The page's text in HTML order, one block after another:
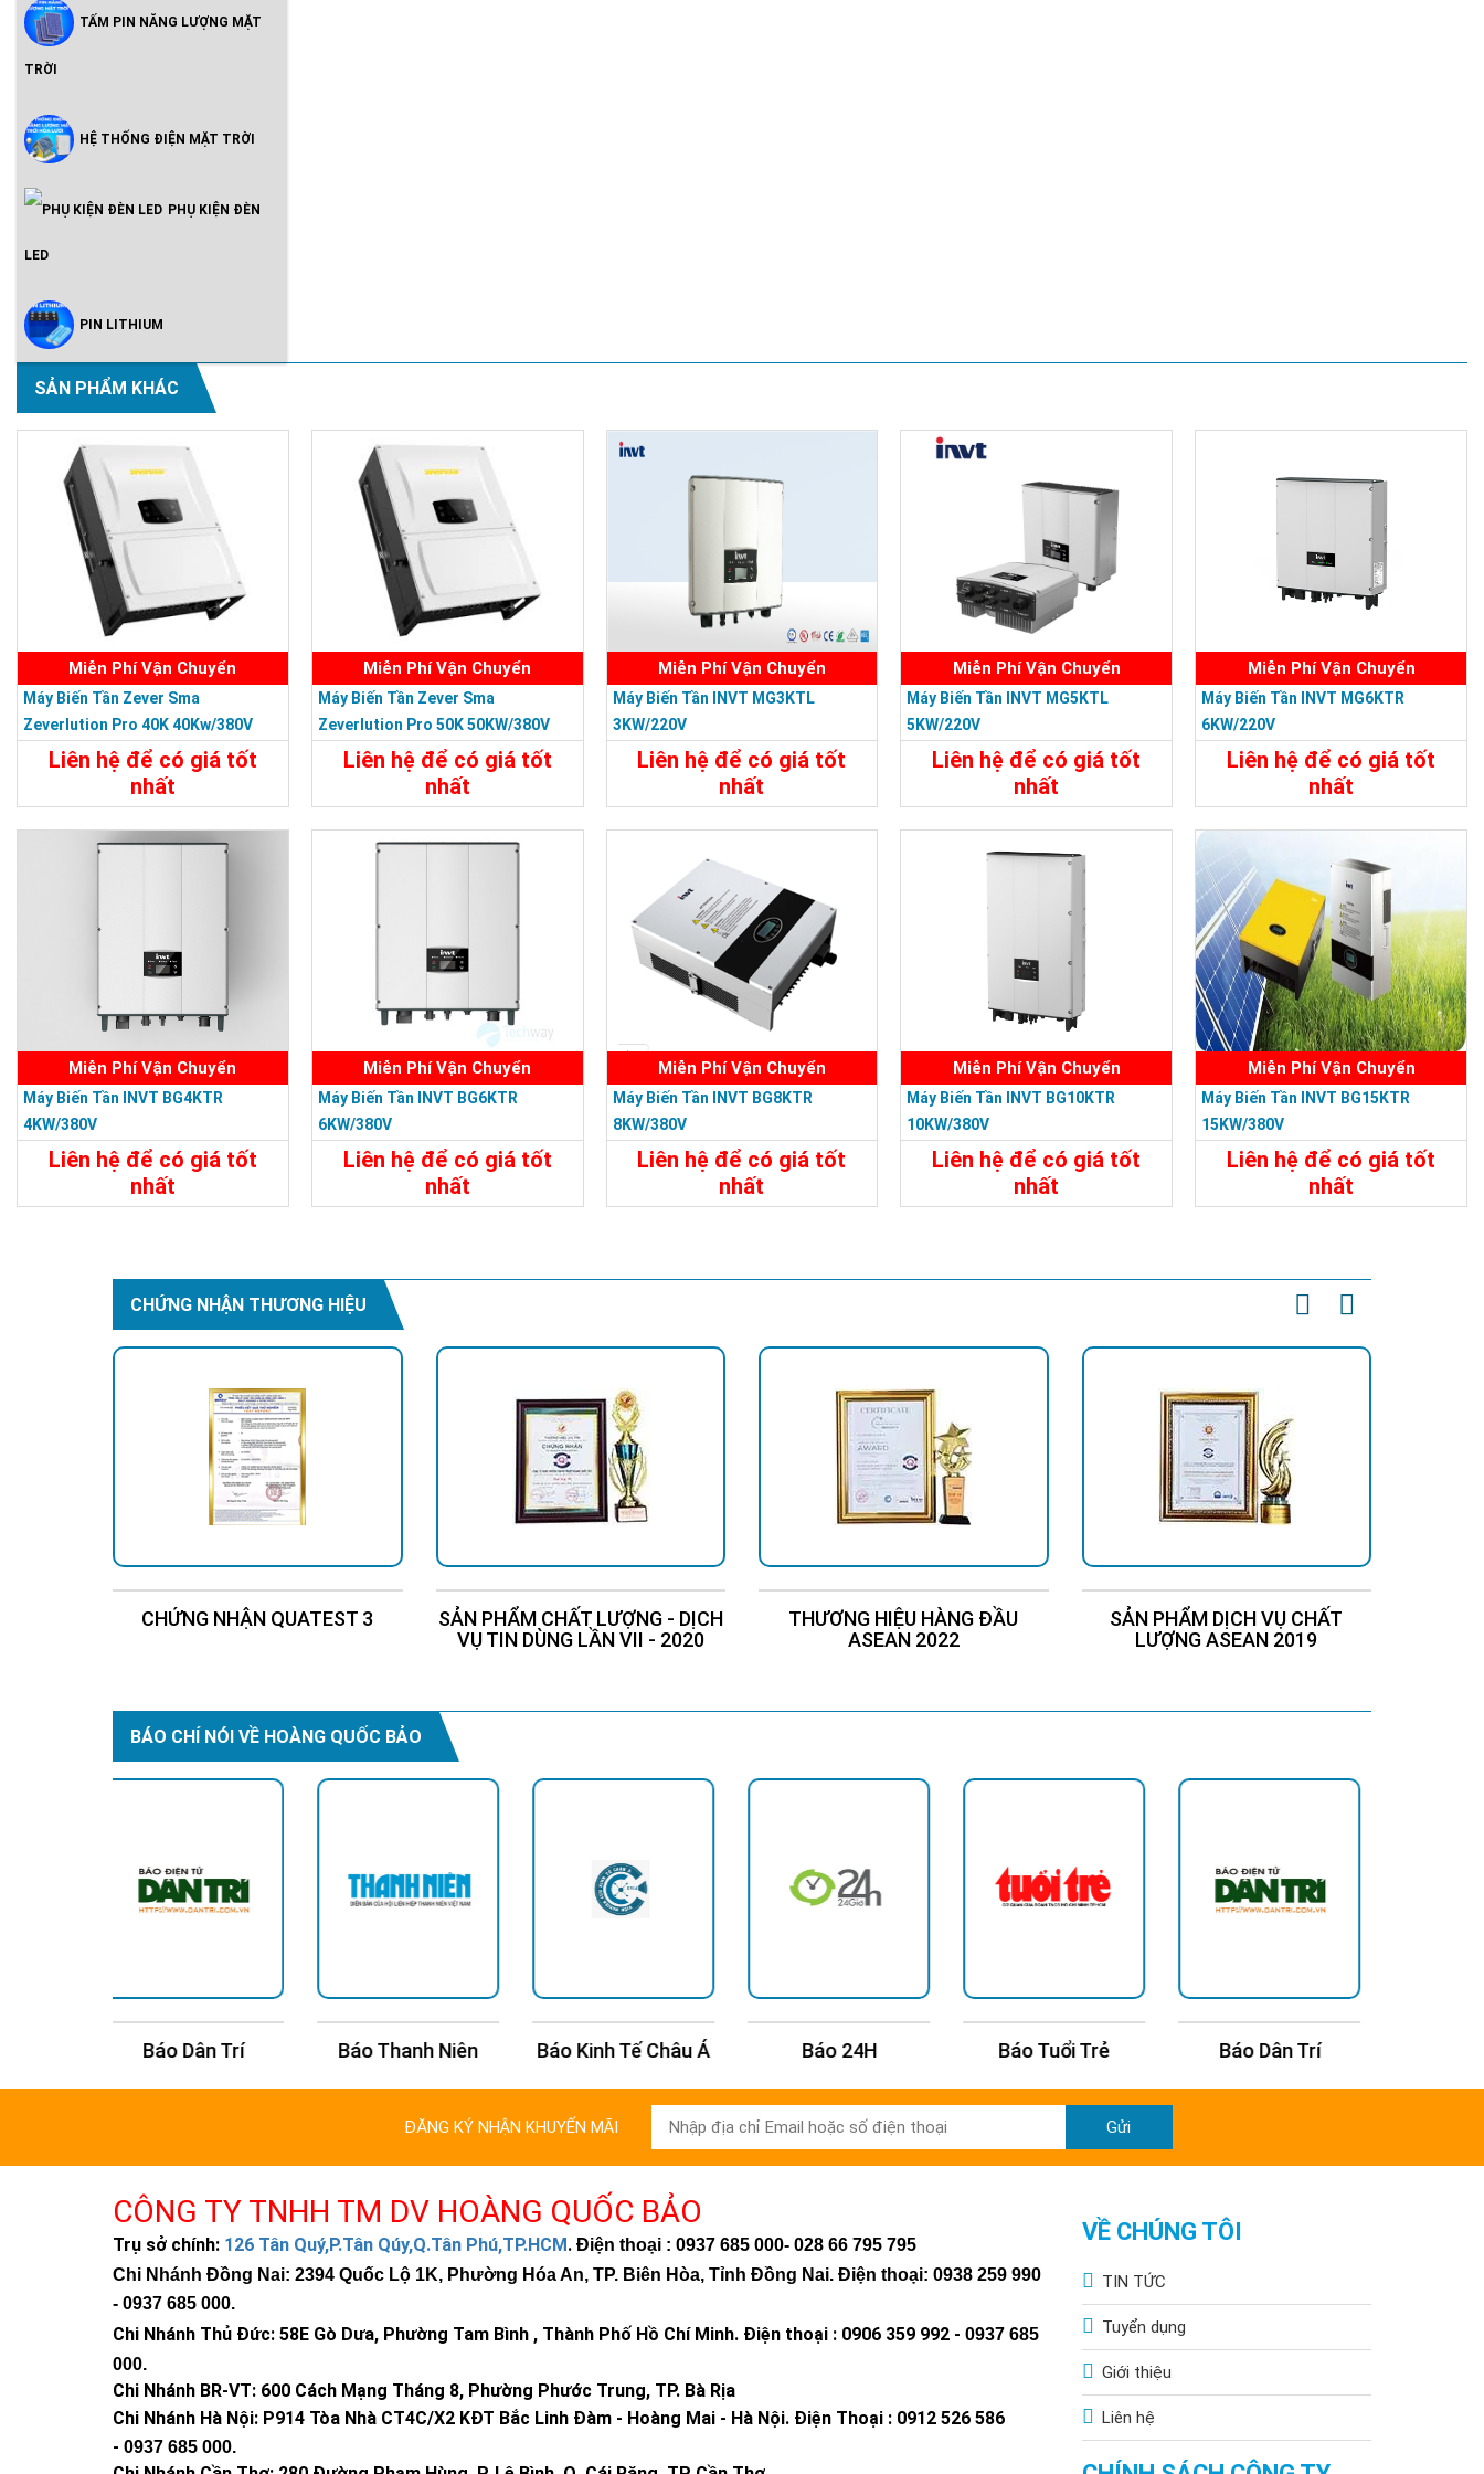
TẤM PIN NĂNG LƯỢNG MẶT
TRỜI
HỆ THỐNG ĐIỆN MẶT TRỜI
Inveter Hòa Lưới Có Lưu Trữ -
PHỤ KIỆN ĐÈN
LED
PIN LITHIUM
SẢN PHẨM KHÁC
Miễn Phí Vận Chuyển
Máy Biến Tần Zever Sma
Zeverlution Pro 40K 40Kw/380V
Liên hệ để có giá tốt
nhất
Miễn Phí Vận Chuyển
Máy Biến Tần Zever Sma
Zeverlution Pro 50K 50KW/380V
Liên hệ để có giá tốt
nhất
Miễn Phí Vận Chuyển
Máy Biến Tần INVT MG3KTL
3KW/220V
Liên hệ để có giá tốt
nhất
Miễn Phí Vận Chuyển
Máy Biến Tần INVT MG5KTL
5KW/220V
Liên hệ để có giá tốt
nhất
Miễn Phí Vận Chuyển
Máy Biến Tần INVT MG6KTR
6KW/220V
Liên hệ để có giá tốt
nhất
Miễn Phí Vận Chuyển
Máy Biến Tần INVT BG4KTR
4KW/380V
Liên hệ để có giá tốt
nhất
Miễn Phí Vận Chuyển
Máy Biến Tần INVT BG6KTR
6KW/380V
Liên hệ để có giá tốt
nhất
Miễn Phí Vận Chuyển
Máy Biến Tần INVT BG8KTR
8KW/380V
Liên hệ để có giá tốt
nhất
Miễn Phí Vận Chuyển
Máy Biến Tần INVT BG10KTR
10KW/380V
Liên hệ để có giá tốt
nhất
Miễn Phí Vận Chuyển
Máy Biến Tần INVT BG15KTR
15KW/380V
Liên hệ để có giá tốt
nhất
CHỨNG NHẬN THƯƠNG HIỆU
CHỨNG NHẬN QUATEST 3
SẢN PHẨM CHẤT LƯỢNG - DỊCH
VỤ TIN DÙNG LẦN VII - 2020
THƯƠNG HIỆU HÀNG ĐẦU
ASEAN 2022
SẢN PHẨM DỊCH VỤ CHẤT
LƯỢNG ASEAN 2019
BÁO CHÍ NÓI VỀ HOÀNG QUỐC BẢO
Báo Thanh Niên Báo Kinh Tế Châu Á Báo 24H Báo Tuổi Trẻ Báo Dân Trí Báo Thanh Niên
ĐĂNG KÝ NHẬN KHUYẾN MÃI Gửi
CÔNG TY TNHH TM DV HOÀNG QUỐC BẢO
Trụ sở chính: 126 Tân Quý,P.Tân Qúy,Q.Tân Phú,TP.HCM. Điện thoại : 0937 685 000- 028 66 795 795
Chi Nhánh Đồng Nai: 2394 Quốc Lộ 1K, Phường Hóa An, TP. Biên Hòa, Tỉnh Đồng Nai. Điện thoại: 0938 259 990
- 0937 685 000.
Chi Nhánh Thủ Đức: 58E Gò Dưa, Phường Tam Bình , Thành Phố Hồ Chí Minh. Điện thoại : 0906 359 992 - 0937 685
000.
Chi Nhánh BR-VT: 600 Cách Mạng Tháng 8, Phường Phước Trung, TP. Bà Rịa
Chi Nhánh Hà Nội: P914 Tòa Nhà CT4C/X2 KĐT Bắc Linh Đàm - Hoàng Mai - Hà Nội. Điện Thoại : 0912 526 586
- 0937 685 000.
VỀ CHÚNG TÔI
TIN TỨC
Tuyển dụng
Giới thiệu
Liên hệ